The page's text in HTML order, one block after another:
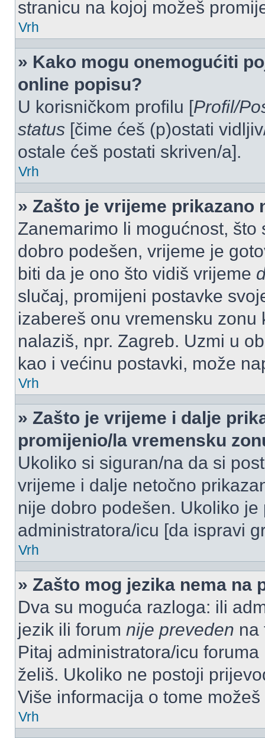
stranicu na kojoj možeš
Vrh
» Kako mogu onemogućiti
online popisu?
U korisničkom profilu [Profil/
status [čime ćeš (p)ostati
ostale ćeš postati skriven/a].
Vrh
» Zašto je vrijeme prikazano
Zanemarimo li mogućnost,
dobro podešen, vrijeme je
biti da je ono što vidiš vrijeme
slučaj, promijeni postavke
izabereš onu vremensku
nalaziš, npr. Zagreb. Uzmi u
kao i većinu postavki, može
Vrh
» Zašto je vrijeme i dalje
promijenio/la vremensku
Ukoliko si siguran/na da si
vrijeme i dalje netočno
nije dobro podešen. Ukoliko
administratora/icu [da ispravi
Vrh
» Zašto mog jezika nema na
Dva su moguća razloga: ili
jezik ili forum nije preveden na
Pitaj administratora/icu
želiš. Ukoliko ne postoji
Više informacija o tome
Vrh